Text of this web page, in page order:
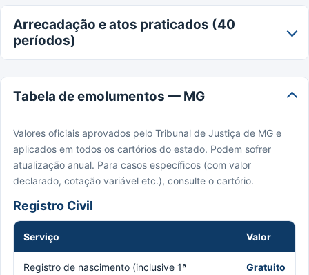
Arrecadação e atos praticados (40
períodos)
Tabela de emolumentos — MG
Valores oficiais aprovados pelo Tribunal de Justiça de MG e
aplicados em todos os cartórios do estado. Podem sofrer
atualização anual. Para casos específicos (com valor
declarado, cotação variável etc.), consulte o cartório.
Registro Civil
Serviço Valor
Registro de nascimento (inclusive 1ª
Gratuito